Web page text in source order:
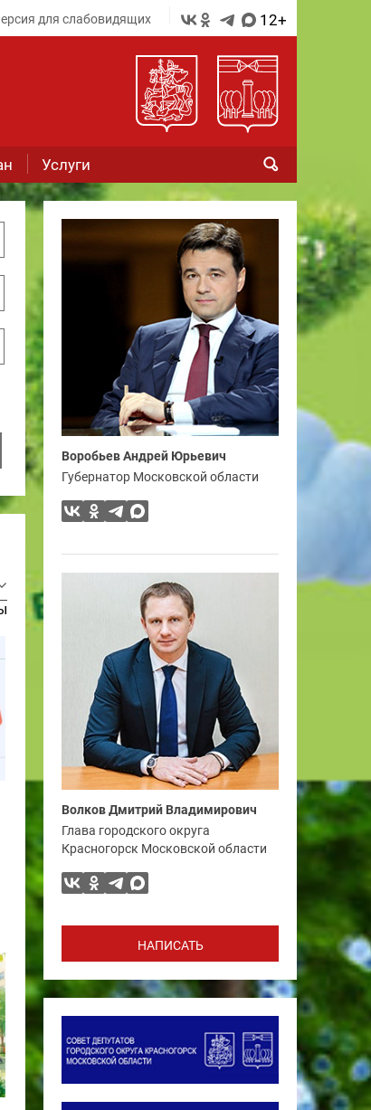
для слабовидящих 12+
Услуги
Воробьев Андрей Юрьевич
Губернатор Московской области
Волков Дмитрий Владимирович
Глава городского округа
Красногорск Московской области
НАПИСАТЬ